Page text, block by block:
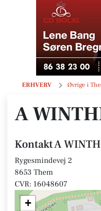
ERHVERV Øvrige i
A WINTHER A/S
A
Kontakt A
Rygesmindevej 2
8653 Them
CVR: 16048607
+